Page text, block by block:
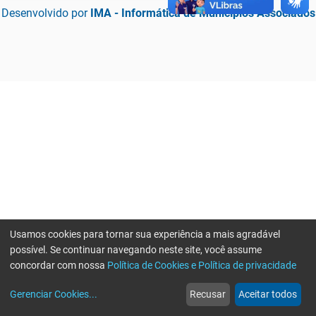
Desenvolvido por IMA - Informática de Municípios Associados
web
Notícias
more_horiz
Mais
Usamos cookies para tornar sua experiência a mais agradável
possível. Se continuar navegando neste site, você assume
concordar com nossa Política de Cookies e Política de privacidade
Gerenciar Cookies... Recusar Aceitar todos
Erro ao enviar informações, por favor tente novamente